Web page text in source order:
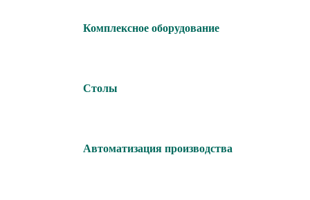
Комплексное оборудование
Столы
Автоматизация производства